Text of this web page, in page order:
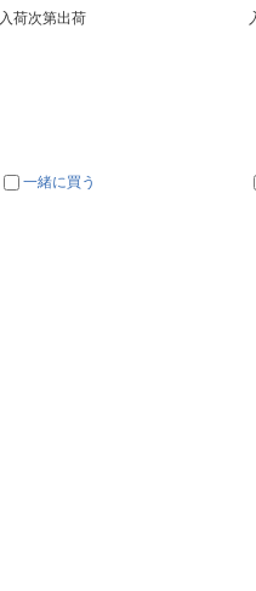
入荷次第出荷
一緒に買う